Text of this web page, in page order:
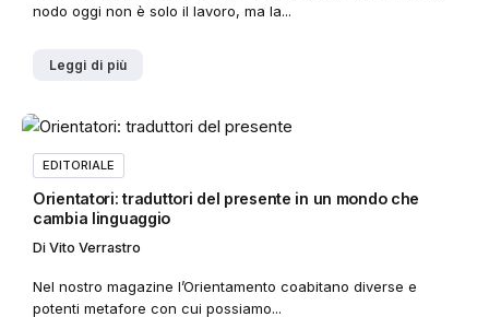
nodo oggi non è solo il lavoro, ma la...
Leggi di più
EDITORIALE
Orientatori: traduttori del presente in un mondo che
cambia linguaggio
Di Vito Verrastro
Nel nostro magazine l’Orientamento coabitano diverse e
potenti metafore con cui possiamo...